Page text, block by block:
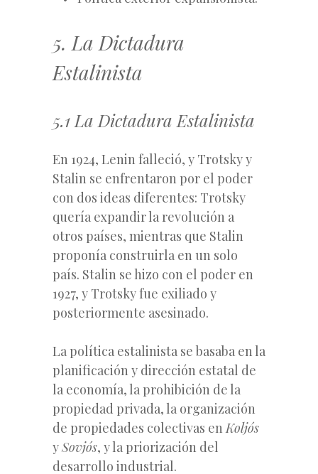
5. La Dictadura
Estalinista
5.1 La Dictadura Estalinista
En 1924, Lenin falleció, y Trotsky y
Stalin se enfrentaron por el poder
con dos ideas diferentes: Trotsky
quería expandir la revolución a
otros países, mientras que Stalin
proponía construirla en un solo
país. Stalin se hizo con el poder en
1927, y Trotsky fue exiliado y
posteriormente asesinado.
La política estalinista se basaba en la
planificación y dirección estatal de
la economía, la prohibición de la
propiedad privada, la organización
de propiedades colectivas enKoljós
ySovjós, y la priorización del
desarrollo industrial.